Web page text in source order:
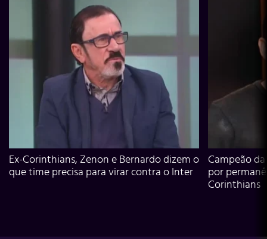
Ex-Corinthians, Zenon e Bernardo dizem o
que time precisa para virar contra o Inter
Campeão
por
Corinthians